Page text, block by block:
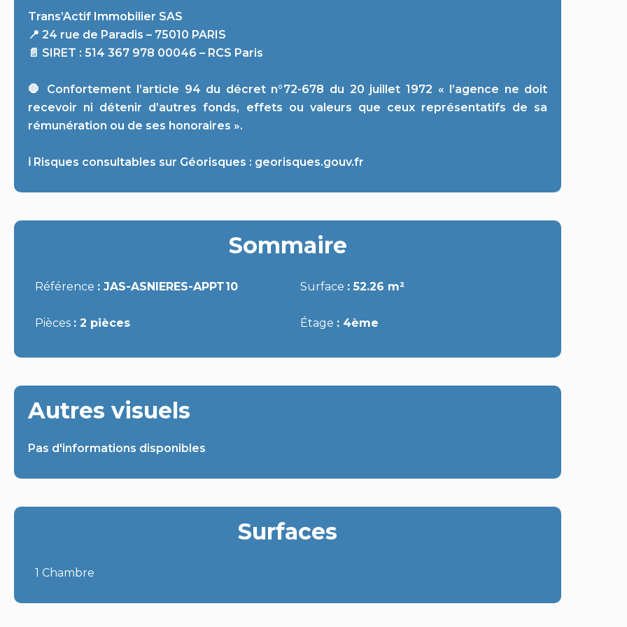
Trans’Actif Immobilier SAS
📍 24 rue de Paradis – 75010 PARIS
📄 SIRET : 514 367 978 00046 – RCS Paris
🛑 Confortement l’article 94 du décret n°72-678 du 20 juillet 1972 « l’agence ne doit
recevoir ni détenir d’autres fonds, effets ou valeurs que ceux représentatifs de sa
rémunération ou de ses honoraires ».
ℹ️ Risques consultables sur Géorisques : georisques.gouv.fr
Sommaire
Référence JAS-ASNIERES-APPT10
Pièces 2 pièces
Surface 52.26 m²
Étage 4ème
Autres visuels
Pas d'informations disponibles
Surfaces
1 Chambre